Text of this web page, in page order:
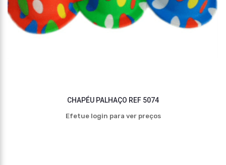
CHAPÉU PALHAÇO REF 5074
Efetue login para ver preços